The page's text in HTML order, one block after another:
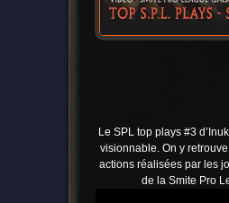
Le SPL top plays #3
visionnable. On y
actions réalisées par les
de la Smite Pro